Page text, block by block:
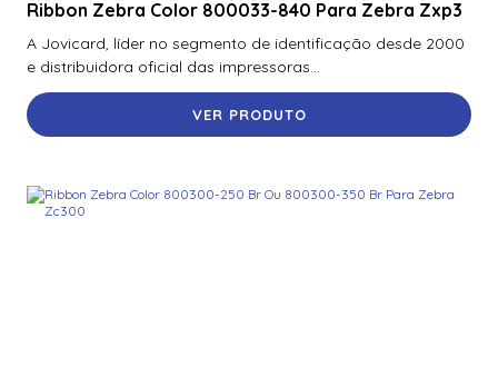
Ribbon Zebra Color 800033-840 Para Zebra Zxp3
A Jovicard, líder no segmento de identificação desde 2000
e distribuidora oficial das impressoras...
VER PRODUTO